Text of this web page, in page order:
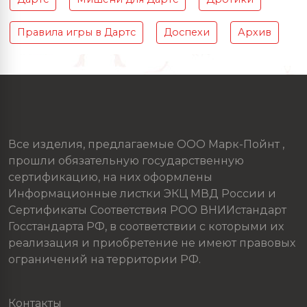
Правила игры в Дартс Доспехи Архив
Все изделия, предлагаемые ООО Марк-Пойнт ,
прошли обязательную государственную
сертификацию, на них оформлены
Информационные листки ЭКЦ МВД России и
Сертификаты Соответствия РОО ВНИИстандарт
Госстандарта РФ, в соответствии с которыми их
реализация и приобретение не имеют правовых
ограничений на территории РФ.
Контакты